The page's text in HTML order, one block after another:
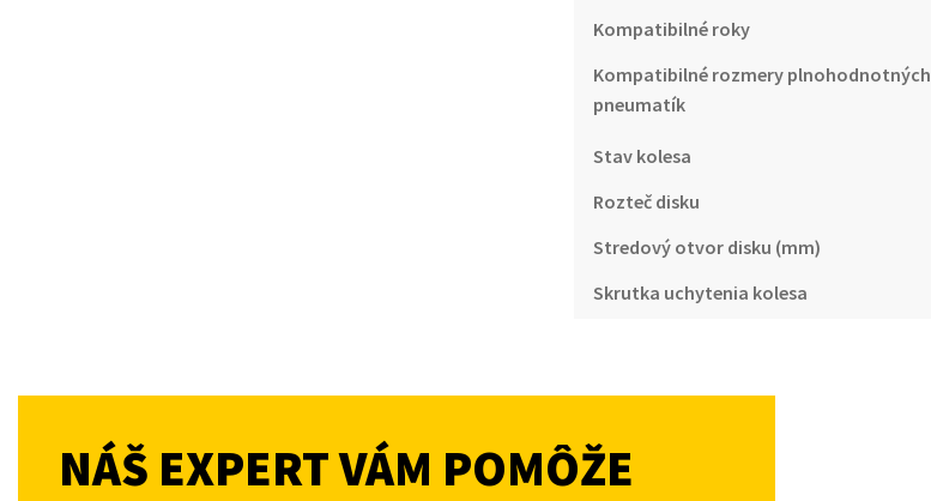
Kompatibilné roky
Kompatibilné rozmery plnohodnotných
pneumatík
Stav kolesa
Rozteč disku
Stredový otvor disku (mm)
Skrutka uchytenia kolesa
NÁŠ EXPERT VÁM POMÔŽE